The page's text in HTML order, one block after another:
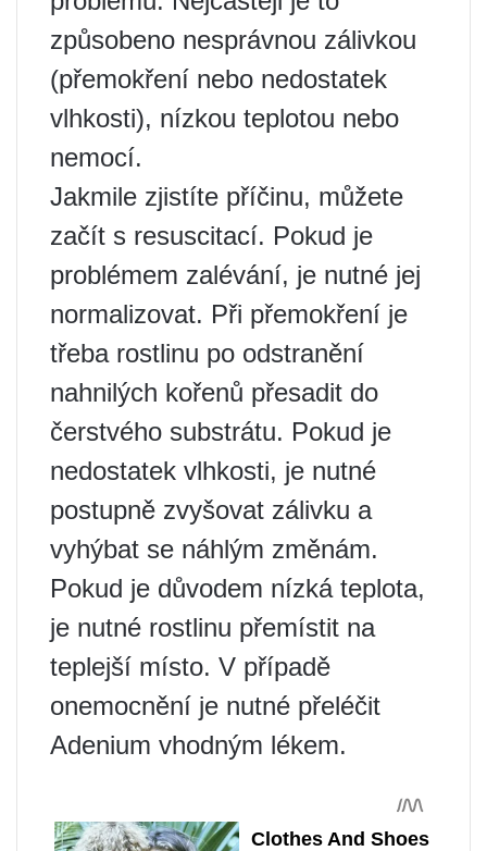
způsobeno nesprávnou zálivkou
(přemokření nebo nedostatek
vlhkosti), nízkou teplotou nebo
nemocí.
Jakmile zjistíte příčinu, můžete
začít s resuscitací. Pokud je
problémem zalévání, je nutné jej
normalizovat. Při přemokření je
třeba rostlinu po odstranění
nahnilých kořenů přesadit do
čerstvého substrátu. Pokud je
nedostatek vlhkosti, je nutné
postupně zvyšovat zálivku a
vyhýbat se náhlým změnám.
Pokud je důvodem nízká teplota,
je nutné rostlinu přemístit na
teplejší místo. V případě
onemocnění je nutné přeléčit
Adenium vhodným lékem.